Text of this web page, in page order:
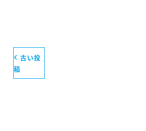
古い投
稿